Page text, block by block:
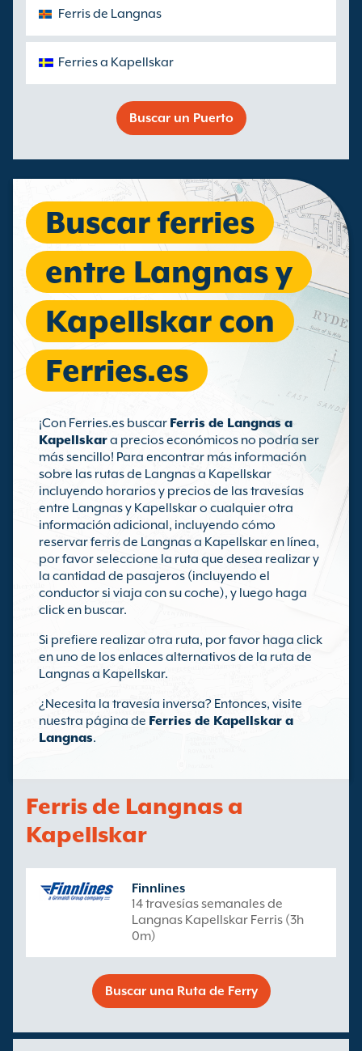
Ferris de Langnas
Ferries a Kapellskar
Buscar un Puerto
Buscar ferries
entre Langnas y
Kapellskar con
Ferries.es
¡Con Ferries.es buscar Ferris de Langnas a
Kapellskara precios económicos no podría ser
más sencillo! Para encontrar más información
sobre las rutas de Langnas a Kapellskar
incluyendo horarios y precios de las travesías
entre Langnas y Kapellskar o cualquier otra
información adicional, incluyendo cómo
reservar ferris de Langnas a Kapellskar en línea,
por favor seleccione la ruta que desea realizar y
la cantidad de pasajeros (incluyendo el
conductor si viaja con su coche), y luego haga
click en buscar.
Si prefiere realizar otra ruta, por favor haga click
en uno de los enlaces alternativos de la ruta de
Langnas a Kapellskar.
¿Necesita la travesía inversa? Entonces, visite
nuestra página de Ferries de Kapellskar a
Langnas.
Ferris de Langnas a
Kapellskar
Finnlines
14 travesías semanales de
Langnas Kapellskar Ferris (3h
0m)
Buscar una Ruta de Ferry